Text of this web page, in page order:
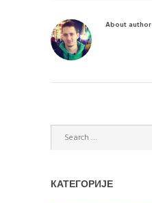
About author
КАТЕГОРИЈЕ